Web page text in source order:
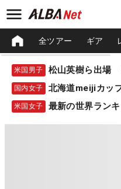
全ツアー ギア
米国男子
国内女子 北海道meijiカッ
米国女子 最新の世界ラン